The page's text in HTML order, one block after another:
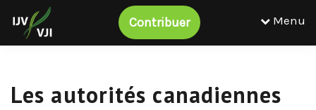
Contribuer Menu
Les autorités canadiennes